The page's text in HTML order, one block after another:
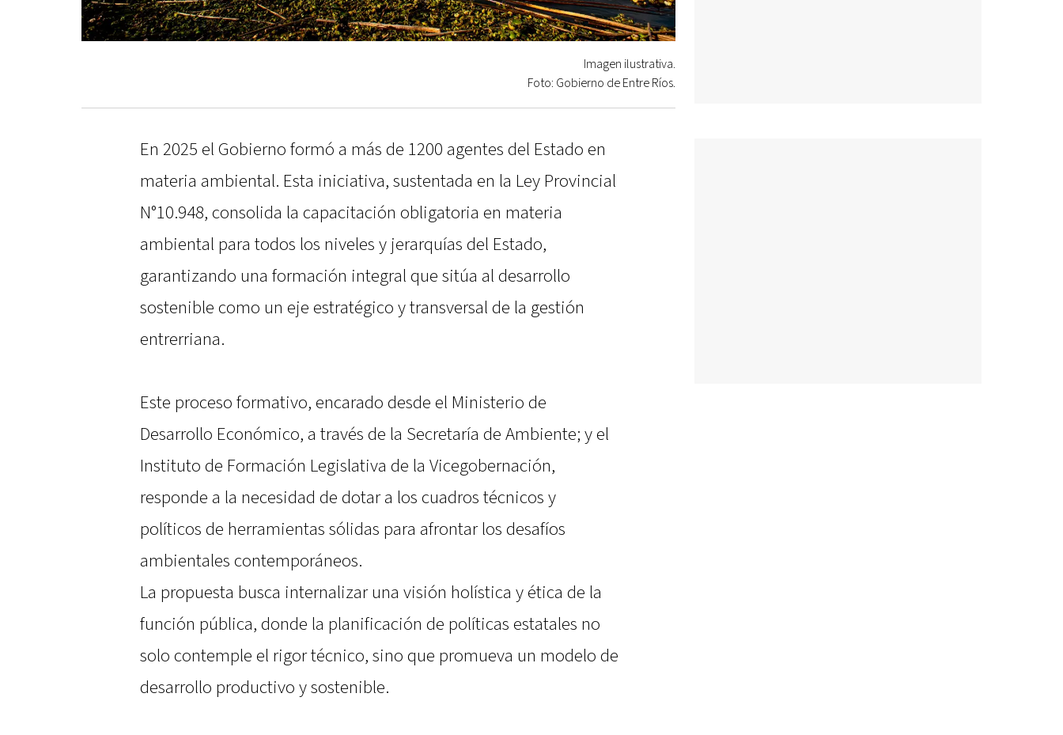
Imagen ilustrativa.
Foto: Gobierno de Entre Ríos.
En 2025 el Gobierno formó a más de 1200 agentes del Estado en
materia ambiental. Esta iniciativa, sustentada en la Ley Provincial
N°10.948, consolida la capacitación obligatoria en materia
ambiental para todos los niveles y jerarquías del Estado,
garantizando una formación integral que sitúa al desarrollo
sostenible como un eje estratégico y transversal de la gestión
entrerriana.
Este proceso formativo, encarado desde el Ministerio de
Desarrollo Económico, a través de la Secretaría de Ambiente; y el
Instituto de Formación Legislativa de la Vicegobernación,
responde a la necesidad de dotar a los cuadros técnicos y
políticos de herramientas sólidas para afrontar los desafíos
ambientales contemporáneos.
La propuesta busca internalizar una visión holística y ética de la
función pública, donde la planificación de políticas estatales no
solo contemple el rigor técnico, sino que promueva un modelo de
desarrollo productivo y sostenible.